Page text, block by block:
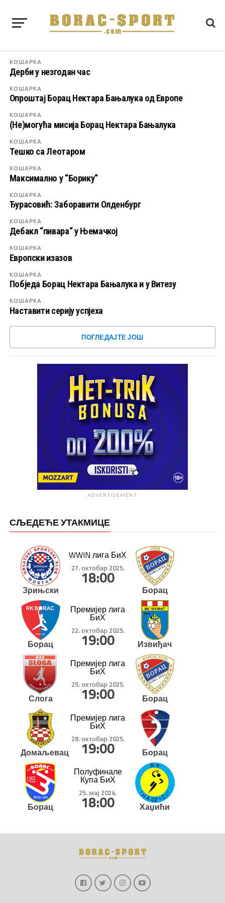
КОШАРКА
Дерби у незгодан час
КОШАРКА
Опроштај Борац Нектара Бањалука од Европе
КОШАРКА
(Не)могућа мисија Борац Нектара Бањалука
КОШАРКА
Тешко са Леотаром
КОШАРКА
Максимално у “Борику“
КОШАРКА
Ђурасовић: Заборавити Олденбург
КОШАРКА
Дебакл “пивара“ у Њемачкој
КОШАРКА
Европски изазов
КОШАРКА
Побједа Борац Нектара Бањалука и у Витезу
КОШАРКА
Наставити серију успјеха
ПОГЛЕДАЈТЕ ЈОШ
ADVERTISEMENT
СЉЕДЕЋЕ УТАКМИЦЕ
Зрињски
WWIN лига БиХ
27. октобар 2025.
18:00
Борац
Борац
Премијер лига
БиХ
22. октобар 2025.
19:00 Извиђач
Слога
Премијер лига
БиХ
25. октобар 2025.
19:00 Борац
Домаљевац
Премијер лига
БиХ
28. октобар 2025.
19:00 Борац
Борац
Полуфинале
Купа БиХ
25. мај 2024.
18:00 Хаџићи